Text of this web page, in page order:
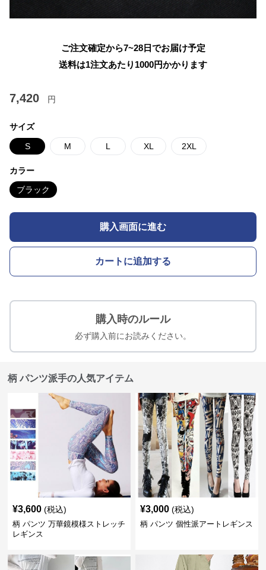
ご注文確定から7~28日でお届け予定
送料は1注文あたり 1000円かかります
7,420 円
サイズ
S M L XL 2XL
カラー
ブラック
購入画面に進む
カートに追加する
購入時のルール
必ず購入前にお読みください。
柄 パンツ派手の人気アイテム
¥3,600 (税込)
柄 パンツ 万華鏡模様ストレッチ
レギンス
¥3,000 (税込)
柄 パンツ 個性派アートレギンス